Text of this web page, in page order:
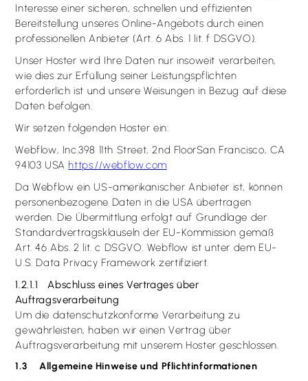
Interesse einer sicheren, schnellen und effizienten
Bereitstellung unseres Online-Angebots durch einen
professionellen Anbieter (Art. 6 Abs. 1 lit. f DSGVO).
Unser Hoster wird Ihre Daten nur insoweit verarbeiten,
wie dies zur Erfüllung seiner Leistungspflichten
erforderlich ist und unsere Weisungen in Bezug auf diese
Daten befolgen.
Wir setzen folgenden Hoster ein:
Webflow, Inc.398 11th Street, 2nd FloorSan Francisco, CA
94103 USA https://webflow.com
Da Webflow ein US-amerikanischer Anbieter ist, können
personenbezogene Daten in die USA übertragen
werden. Die Übermittlung erfolgt auf Grundlage der
Standardvertragsklauseln der EU-Kommission gemäß
Art. 46 Abs. 2 lit. c DSGVO. Webflow ist unter dem EU-
U.S. Data Privacy Framework zertifiziert.
1.2.1.1 Abschluss eines Vertrages über
Auftragsverarbeitung
Um die datenschutzkonforme Verarbeitung zu
gewährleisten, haben wir einen Vertrag über
Auftragsverarbeitung mit unserem Hoster geschlossen.
1.3 Allgemeine Hinweise und Pflicht­informationen